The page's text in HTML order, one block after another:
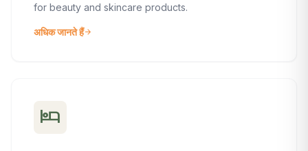
for beauty and skincare products.
अधिक जानते हैंarrow_forward
hotel